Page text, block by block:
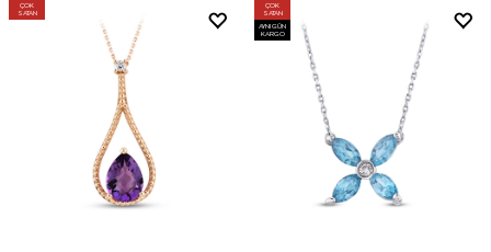
ÇOK
SATAN
ÇOK
SATAN
AYNI GÜN
KARGO